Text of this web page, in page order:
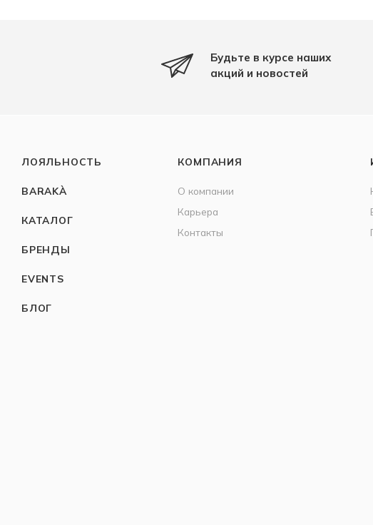
Будьте в курсе наших
акций и новостей
ЛОЯЛЬНОСТЬ
BARAKÀ
КАТАЛОГ
БРЕНДЫ
EVENTS
БЛОГ
КОМПАНИЯ
О компании
Карьера
Контакты